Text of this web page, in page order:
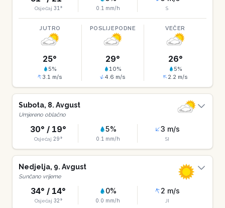
Osjećaj 31 ° 0.1 mm/h S
JUTRO
25°
5%
3.1 m/s
POSLIJEPODNE
29°
10%
4.6 m/s
VEČER
26°
5%
2.2 m/s
Subota, 8. Avgust
Umjereno oblačno
30° / 19°
Osjećaj 29°
5%
0.1 mm/h
3 m/s
SI
Nedjelja, 9. Avgust
Sunčano vrijeme
34° / 14°
Osjećaj 32°
0%
0.0 mm/h
2 m/s
JI